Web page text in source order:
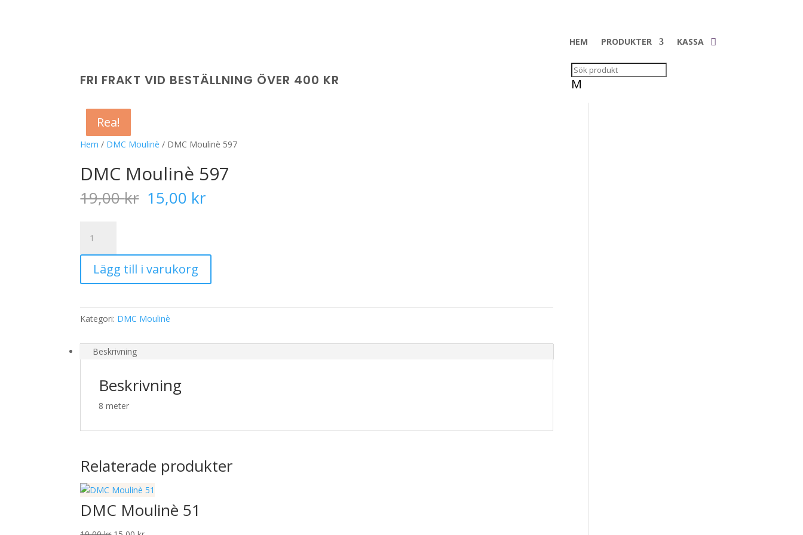
HEM PRODUKTER KASSA
FRI FRAKT VID BESTÄLLNING ÖVER 400 KR M
Hem / DMC Moulinè / DMC Moulinè 597
Rea!
DMC Moulinè 597
19,00kr Det
ursprungliga
19,00 kr.
15,00 krDet
15,00 kr.
Moulinè
597
mängdLägg till i varukorg
Kategori: DMC Moulinè
Beskrivning
Beskrivning
8 meter
Relaterade produkter
Rea!
DMC Moulinè 51
Rea!
Rea!